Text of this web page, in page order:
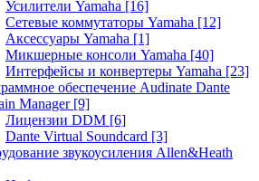
Усилители Yamaha [16]
Сетевые коммутаторы Yamaha [12]
Аксессуары Yamaha [1]
Микшерные консоли Yamaha [40]
Интерфейсы и конвертеры Yamaha [23]
обеспечение Audinate Dante
Manager [9]
Лицензии DDM [6]
Dante Virtual Soundcard [3]
звукоусиления Allen&Heath